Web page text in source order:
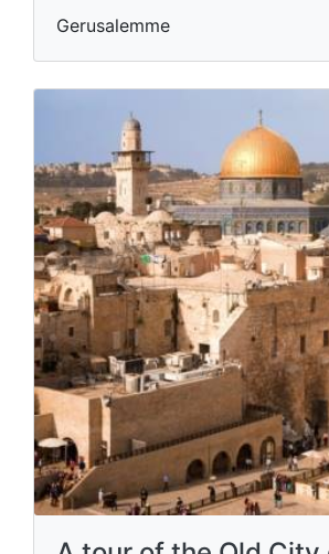
Gerusalemme